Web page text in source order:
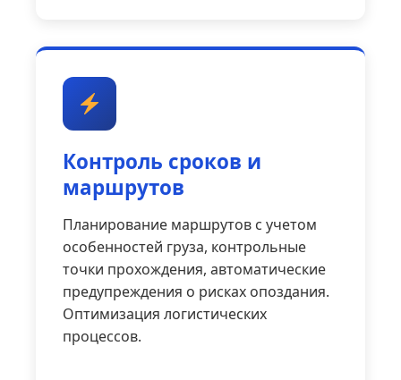
Контроль сроков и
маршрутов
Планирование маршрутов с учетом
особенностей груза, контрольные
точки прохождения, автоматические
предупреждения о рисках опоздания.
Оптимизация логистических
процессов.